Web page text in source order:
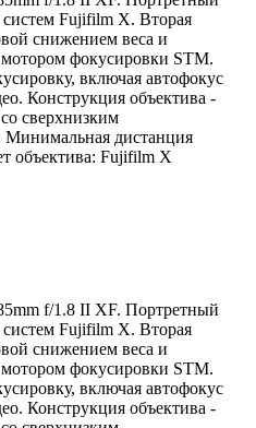
систем Fujifilm X. Вторая
снижением веса и
фокусировки STM.
включая автофокус
Конструкция объектива -
сверхнизким
дистанция
объектива: Fujifilm X
f/1.8 II XF. Портретный
систем Fujifilm X. Вторая
снижением веса и
фокусировки STM.
включая автофокус
Конструкция объектива -